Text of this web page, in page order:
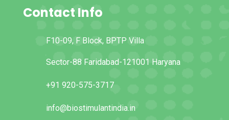
Contact Info
F10-09, F Block, BPTP Villa
Sector-88 Faridabad-121001 Haryana
+91 920-575-3717
info@biostimulantindia.in